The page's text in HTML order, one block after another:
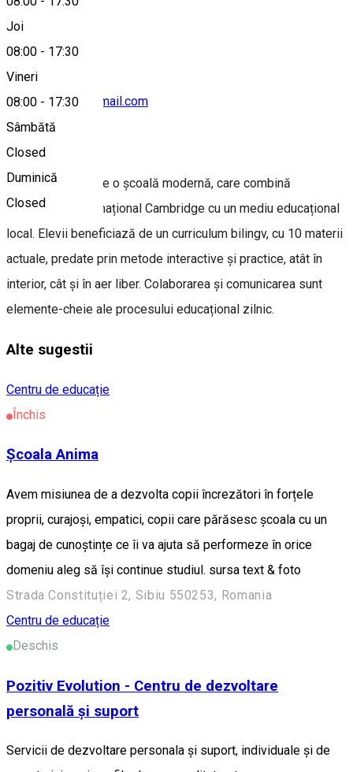
Joi
08:00 - 17:30
Vineri
08:00 - 17:30
Sâmbătă
Closed
Duminică
Closed
office.framelc@gmail.com
Despre
FRAM School este o școală modernă, care combină
curriculumul internațional Cambridge cu un mediu educațional
local. Elevii beneficiază de un curriculum bilingv, cu 10 materii
actuale, predate prin metode interactive și practice, atât în
interior, cât și în aer liber. Colaborarea și comunicarea sunt
elemente-cheie ale procesului educațional zilnic.
Alte sugestii
Centru de educație
Închis
Școala Anima
Avem misiunea de a dezvolta copii încrezători în forțele
proprii, curajoși, empatici, copii care părăsesc școala cu un
bagaj de cunoștințe ce îi va ajuta să performeze în orice
domeniu aleg să își continue studiul. sursa text & foto
Strada Constituției 2, Sibiu 550253, Romania
Centru de educație
Deschis
Pozitiv Evolution - Centru de dezvoltare
personală și suport
Servicii de dezvoltare personala și suport, individuale și de